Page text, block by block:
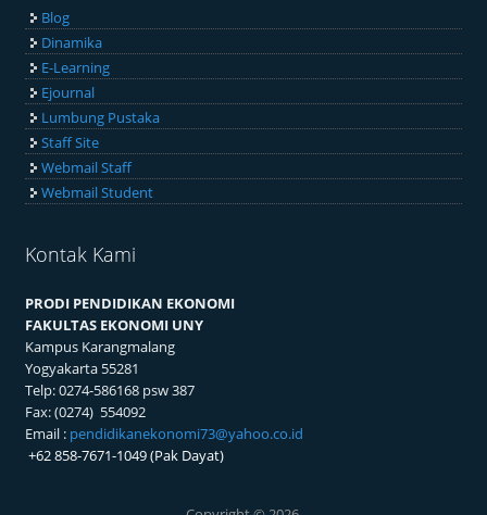
Blog
Dinamika
E-Learning
Ejournal
Lumbung Pustaka
Staff Site
Webmail Staff
Webmail Student
Kontak Kami
PRODI PENDIDIKAN EKONOMI
FAKULTAS EKONOMI UNY
Kampus Karangmalang
Yogyakarta 55281
Telp: 0274-586168 psw 387
Fax: (0274) 554092
Email : pendidikanekonomi73@yahoo.co.id
+62 858-7671-1049 (Pak Dayat)